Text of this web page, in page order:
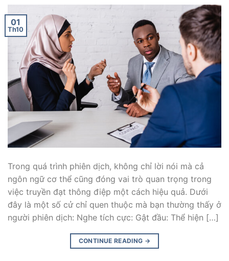
01
Th10
Trong quá trình phiên dịch, không chỉ lời nói mà cả
ngôn ngữ cơ thể cũng đóng vai trò quan trọng trong
việc truyền đạt thông điệp một cách hiệu quả. Dưới
đây là một số cử chỉ quen thuộc mà bạn thường thấy ở
người phiên dịch: Nghe tích cực: Gật đầu: Thể hiện […]
CONTINUE READING →